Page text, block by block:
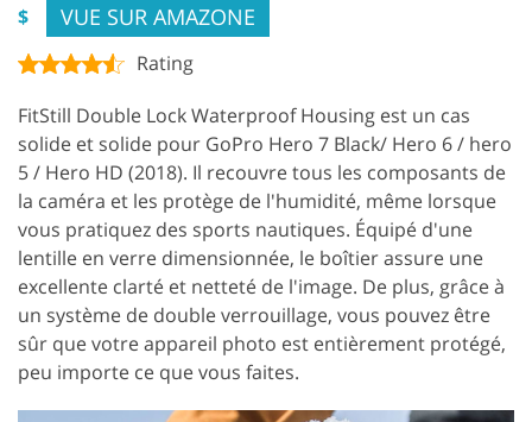
$ VUE SUR AMAZONE
Rating
FitStill Double Lock Waterproof Housing est un cas
solide et solide pour GoPro Hero 7 Black/ Hero 6 / hero
5 / Hero HD (2018). Il recouvre tous les composants de
la caméra et les protège de l'humidité, même lorsque
vous pratiquez des sports nautiques. Équipé d'une
lentille en verre dimensionnée, le boîtier assure une
excellente clarté et netteté de l'image. De plus, grâce à
un système de double verrouillage, vous pouvez être
sûr que votre appareil photo est entièrement protégé,
peu importe ce que vous faites.